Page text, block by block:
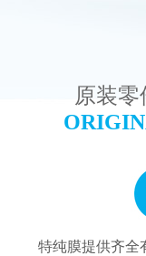
原装零
特纯膜提供齐全